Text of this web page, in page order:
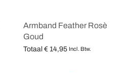
Armband Feather Rosè
Goud
Totaal € 14,95 Incl. Btw.